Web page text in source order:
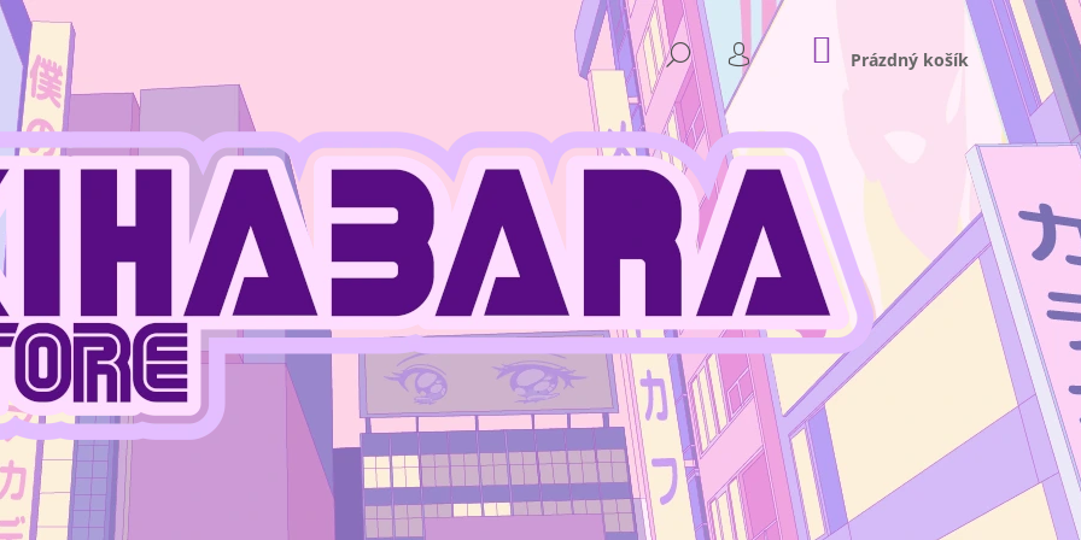
HLEDAT
PŘIHLÁŠENÍ
NÁKUPNÍ
KOŠÍK
Prázdný košík
CO POTŘEBUJETE NAJÍT?
HLEDAT
DOPORUČUJEME
KAISEN - PLASTOVÝ STOJÁNEK JUJUTSU KAISEN - PLASTOVÝ STOJÁNEK